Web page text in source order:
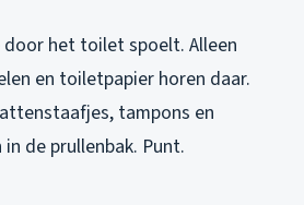
het toilet spoelt. Alleen
en toiletpapier horen daar.
tampons en
de prullenbak. Punt.